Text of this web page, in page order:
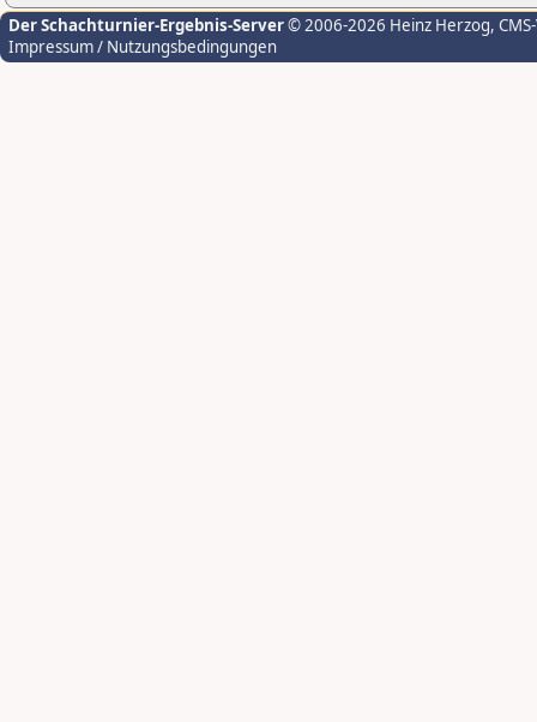
Der Schachturnier-Ergebnis-Server© 2006-2026 Heinz Herzog,
Impressum / Nutzungsbedingungen